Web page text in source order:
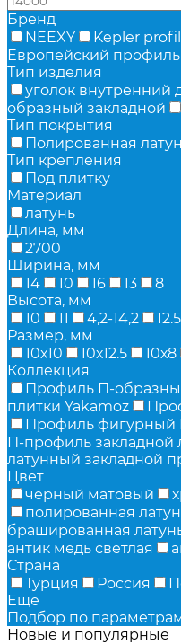
Бренд
NEEXY
Kepler
Европейский профиль
Тип изделия
уголок внутренний
образный закладной
Тип покрытия
Полированная
Тип крепления
Под плитку
Материал
латунь
Длина, мм
2700
Ширина, мм
14
10 16 13
8
Высота, мм
10
11 4,2-14,2
12.5
Размер, мм
10х10
10х12.5 10х8
Коллекция
Профиль П-
плитки Yakamoz
Профиль фигурный
П-профиль закладной
латунный закладной
Цвет
черный матовый
полированная
брашированная
антик медь светлая
Страна
Турция
Россия
Еще
Подбор по
Новые и популярные